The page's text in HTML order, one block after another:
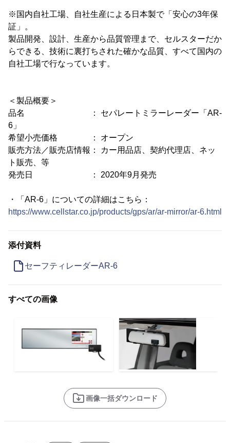
※国内自社工場、自社生産による日本製で「安心の3年保
証」。
製品開発、設計、生産から品質管理まで、セルスターだか
らできる、技術に裏打ちされた確かな品質、すべて国内の
自社工場で行なっています。
＜製品概要＞
品名 ： セパレートミラーレーダー「AR-
6」
希望小売価格 ： オープン
販売方法／販売店情報： カー用品店、契約代理店、ネッ
ト販売、等
発売日 ： 2020年9月発売
・「AR-6」についての詳細はこちら：
https://www.cellstar.co.jp/products/gps/ar/ar-mirror/ar-6.html
添付資料
セーフティレーダーAR-6
すべての画像
画像一括ダウンロード